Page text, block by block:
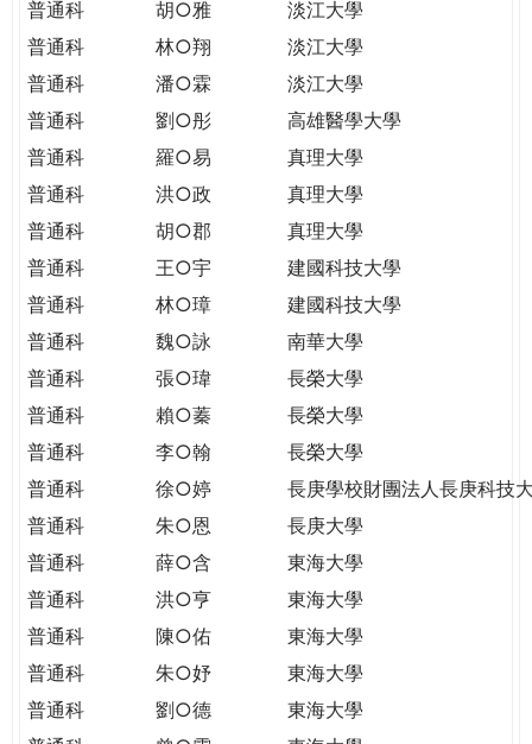
普通科 胡○雅
淡江大學
普通科
林○翔
淡江大學
普通科
潘○霖
淡江大學
普通科
劉○彤
高雄醫學大學
普通科
羅○易
真理大學
普通科
洪○政
真理大學
普通科
胡○郡
真理大學
普通科
王○宇
建國科技大學
普通科
林○璋
建國科技大學
普通科
魏○詠
南華大學
普通科
張○瑋
長榮大學
普通科
賴○蓁
長榮大學
普通科
李○翰
長榮大學
普通科
徐○婷
長庚學校財團法人長庚科技
普通科
朱○恩
長庚大學
普通科
薛○含
東海大學
普通科
洪○亨
東海大學
普通科
陳○佑
東海大學
普通科
朱○妤
東海大學
普通科
劉○德
東海大學